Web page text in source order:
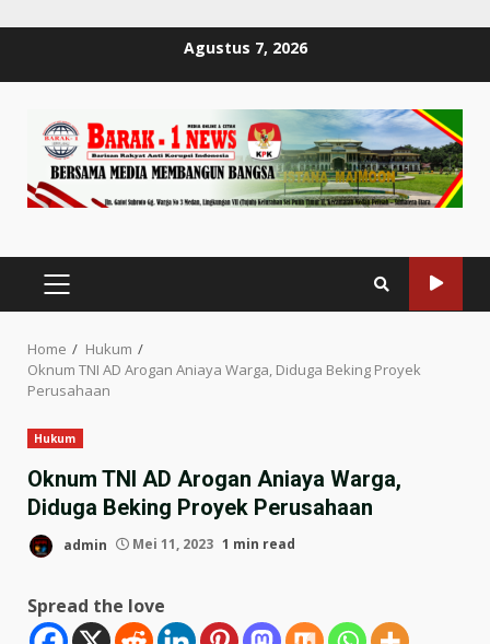
Agustus 7, 2026
PRIMARY
MENU
Home
Hukum
Oknum TNI AD Arogan Aniaya Warga, Diduga Beking Proyek
Perusahaan
Hukum
Oknum TNI AD Arogan Aniaya Warga,
Diduga Beking Proyek Perusahaan
admin Mei 11, 2023 1 min read
Spread the love